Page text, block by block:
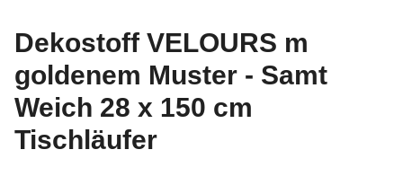
Dekostoff VELOURS m
goldenem Muster - Samt
Weich 28 x 150 cm
Tischläufer